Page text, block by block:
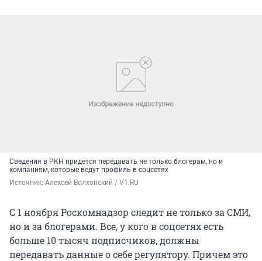
Сведения в РКН придется передавать не только блогерам, но и
компаниям, которые ведут профиль в соцсетях
Источник: Алексей Волхонский / V1.RU
С 1 ноября Роскомнадзор следит не только за СМИ,
но и за блогерами. Все, у кого в соцсетях есть
больше 10 тысяч подписчиков, должны
передавать данные о себе регулятору. Причем это